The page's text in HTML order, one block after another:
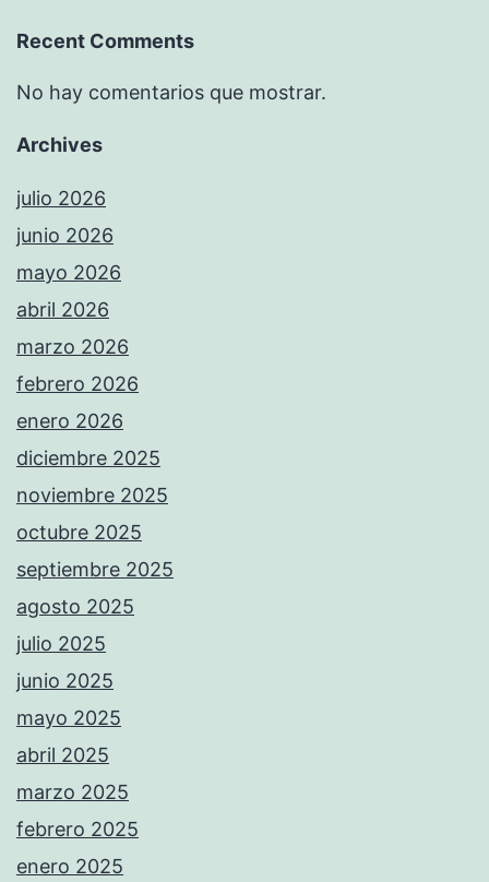
Recent Comments
No hay comentarios que mostrar.
Archives
julio 2026
junio 2026
mayo 2026
abril 2026
marzo 2026
febrero 2026
enero 2026
diciembre 2025
noviembre 2025
octubre 2025
septiembre 2025
agosto 2025
julio 2025
junio 2025
mayo 2025
abril 2025
marzo 2025
febrero 2025
enero 2025